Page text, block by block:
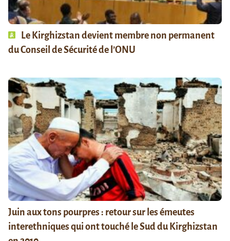
Le Kirghizstan devient membre non permanent
du Conseil de Sécurité de l’ONU
Juin aux tons pourpres : retour sur les émeutes
interethniques qui ont touché le Sud du Kirghizstan